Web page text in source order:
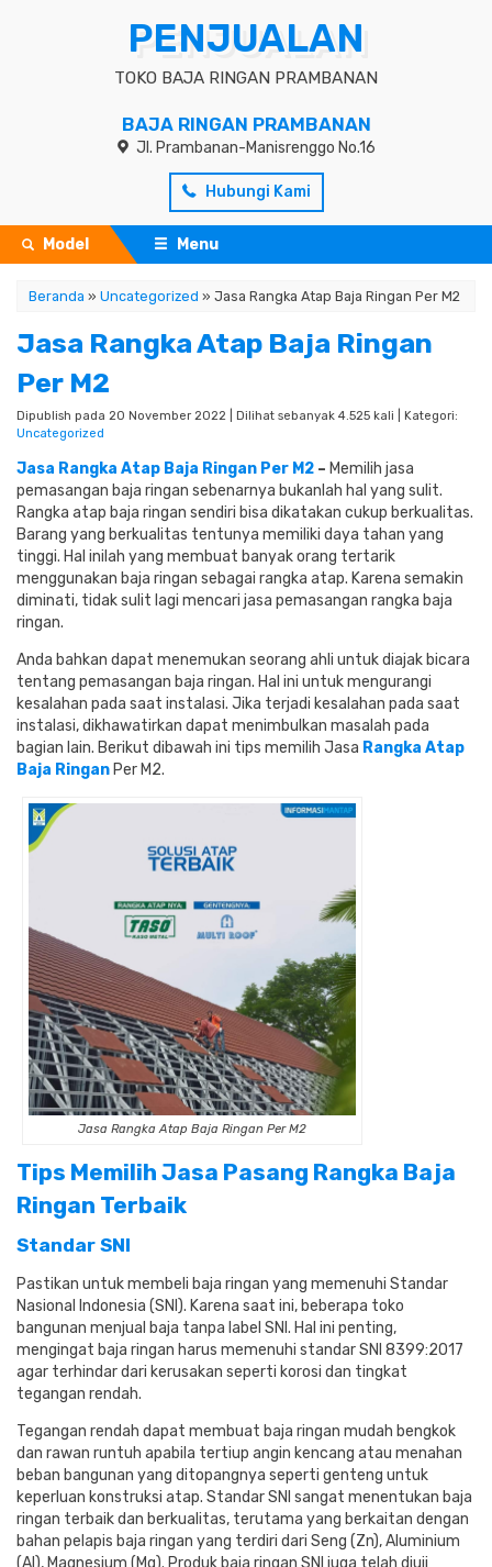
PENJUALAN
TOKO BAJA RINGAN PRAMBANAN
BAJA RINGAN PRAMBANAN
Jl. Prambanan-Manisrenggo No.16
Hubungi Kami
Model Menu
Beranda » Uncategorized » Jasa Rangka Atap Baja Ringan Per M2
Jasa Rangka Atap Baja Ringan
Per M2
Dipublish pada 20 November 2022 | Dilihat sebanyak 4.525 kali | Kategori:
Uncategorized
Jasa Rangka Atap Baja Ringan Per M2 – Memilih jasa
pemasangan baja ringan sebenarnya bukanlah hal yang sulit.
Rangka atap baja ringan sendiri bisa dikatakan cukup berkualitas.
Barang yang berkualitas tentunya memiliki daya tahan yang
tinggi. Hal inilah yang membuat banyak orang tertarik
menggunakan baja ringan sebagai rangka atap. Karena semakin
diminati, tidak sulit lagi mencari jasa pemasangan rangka baja
ringan.
Anda bahkan dapat menemukan seorang ahli untuk diajak bicara
tentang pemasangan baja ringan. Hal ini untuk mengurangi
kesalahan pada saat instalasi. Jika terjadi kesalahan pada saat
instalasi, dikhawatirkan dapat menimbulkan masalah pada
bagian lain. Berikut dibawah ini tips memilih Jasa Rangka Atap
Baja Ringan Per M2.
Jasa Rangka Atap Baja Ringan Per M2
Tips Memilih Jasa Pasang Rangka Baja
Ringan Terbaik
Standar SNI
Pastikan untuk membeli baja ringan yang memenuhi Standar
Nasional Indonesia (SNI). Karena saat ini, beberapa toko
bangunan menjual baja tanpa label SNI. Hal ini penting,
mengingat baja ringan harus memenuhi standar SNI 8399:2017
agar terhindar dari kerusakan seperti korosi dan tingkat
tegangan rendah.
Tegangan rendah dapat membuat baja ringan mudah bengkok
dan rawan runtuh apabila tertiup angin kencang atau menahan
beban bangunan yang ditopangnya seperti genteng untuk
keperluan konstruksi atap. Standar SNI sangat menentukan baja
ringan terbaik dan berkualitas, terutama yang berkaitan dengan
bahan pelapis baja ringan yang terdiri dari Seng (Zn), Aluminium
(Al), Magnesium (Mg). Produk baja ringan SNI juga telah diuji